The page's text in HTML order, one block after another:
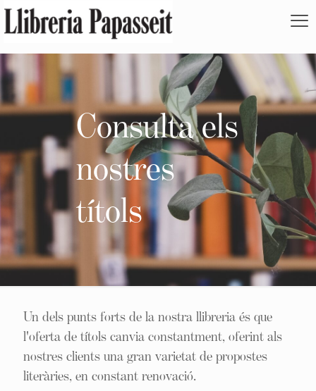
Consulta els
nostres
títols
Un dels punts forts de la nostra llibreria és que
l'oferta de títols canvia constantment, oferint als
nostres clients una gran varietat de propostes
literàries, en constant renovació.